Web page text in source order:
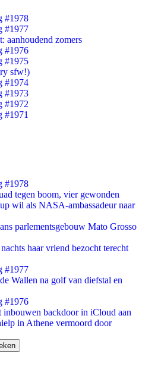
#1978
#1977
aanhoudend zomers
#1976
#1975
sfw!)
#1974
#1973
#1972
#1971
#1978
tegen boom, vier gewonden
wil als NASA-ambassadeur naar
parlementsgebouw Mato Grosso
haar vriend bezocht terecht
#1977
Wallen na golf van diefstal en
#1976
inbouwen backdoor in iCloud aan
in Athene vermoord door